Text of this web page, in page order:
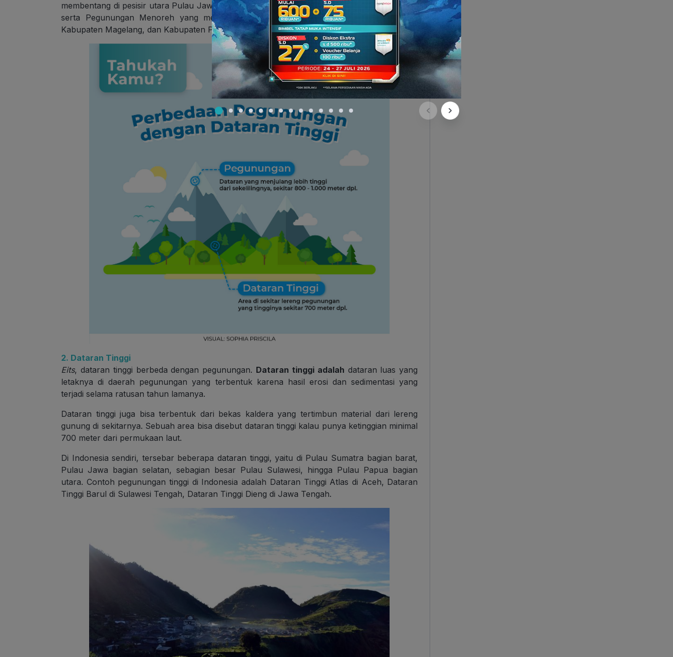
membentang di pesisir utara Pulau Jawa, tepatnya di wilayah Jawa Tengah dan Jawa Timur,
serta Pegunungan Menoreh yang menjadi batas alami antara Kabupaten Kulon Progo,
Kabupaten Magelang, dan Kabupaten Purworejo di Jawa Tengah.
2. Dataran Tinggi
Eits, dataran tinggi berbeda dengan pegunungan. Dataran tinggi adalah dataran luas yang
letaknya di daerah pegunungan yang terbentuk karena hasil erosi dan sedimentasi yang
terjadi selama ratusan tahun lamanya.
Dataran tinggi juga bisa terbentuk dari bekas kaldera yang tertimbun material dari lereng
gunung di sekitarnya. Sebuah area bisa disebut dataran tinggi kalau punya ketinggian minimal
700 meter dari permukaan laut.
Di Indonesia sendiri, tersebar beberapa dataran tinggi, yaitu di Pulau Sumatra bagian barat,
Pulau Jawa bagian selatan, sebagian besar Pulau Sulawesi, hingga Pulau Papua bagian
utara. Contoh pegunungan tinggi di Indonesia adalah Dataran Tinggi Atlas di Aceh, Dataran
Tinggi Barul di Sulawesi Tengah, Dataran Tinggi Dieng di Jawa Tengah.